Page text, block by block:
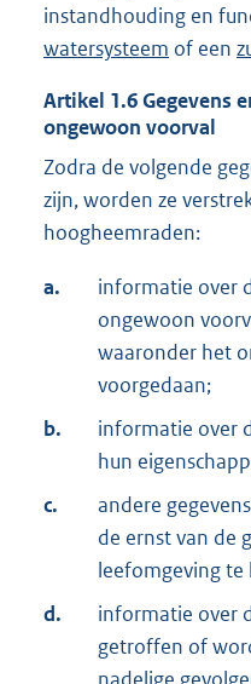
instandhouding en
watersysteem of een
Artikel 1.6Gegevens
ongewoon voorval
Zodra de volgende
zijn, worden ze
hoogheemraden:
a.
informatie over
ongewoon
waaronder het
voorgedaan;
b.
informatie over
hun
c.
andere
de ernst van de
leefomgeving te
d.
informatie over
getroffen of